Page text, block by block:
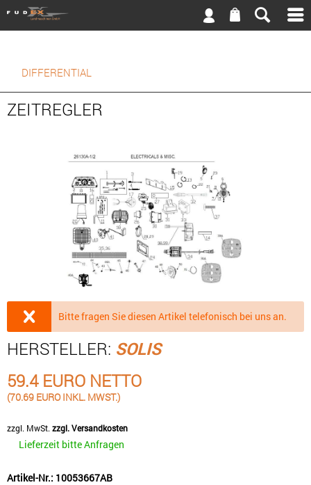
DIFFERENTIAL
ZEITREGLER
Bitte fragen Sie diesen Artikel telefonisch bei uns an.
HERSTELLER: SOLIS
59.4 EURO NETTO
(70.69 EURO INKL. MWST.)
zzgl. MwSt. zzgl. Versandkosten
Lieferzeit bitte Anfragen
Artikel-Nr.: 10053667AB